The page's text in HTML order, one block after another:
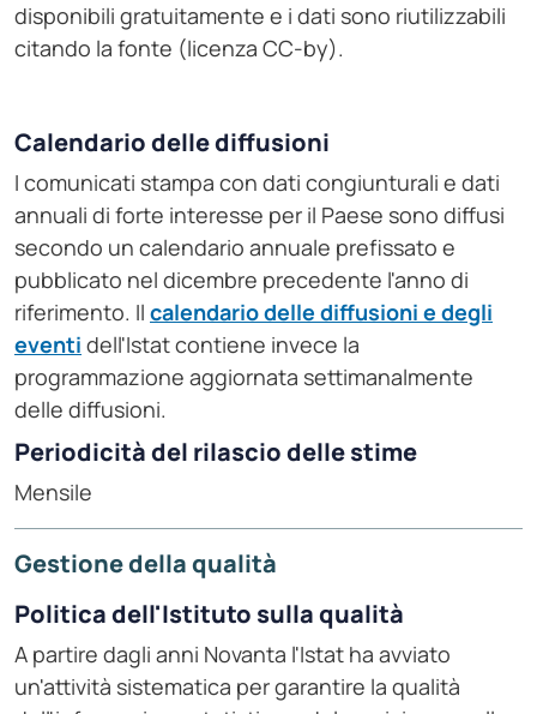
disponibili gratuitamente e i dati sono riutilizzabili
citando la fonte (licenza CC-by).
Calendario delle diffusioni
I comunicati stampa con dati congiunturali e dati
annuali di forte interesse per il Paese sono diffusi
secondo un calendario annuale prefissato e
pubblicato nel dicembre precedente l'anno di
riferimento. Il calendario delle diffusioni e degli
eventi dell'Istat contiene invece la
programmazione aggiornata settimanalmente
delle diffusioni.
Periodicità del rilascio delle stime
Mensile
Gestione della qualità
Politica dell'Istituto sulla qualità
A partire dagli anni Novanta l'Istat ha avviato
un'attività sistematica per garantire la qualità